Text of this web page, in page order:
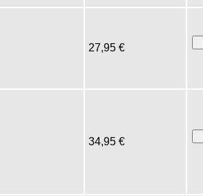
27,95 €
34,95 €